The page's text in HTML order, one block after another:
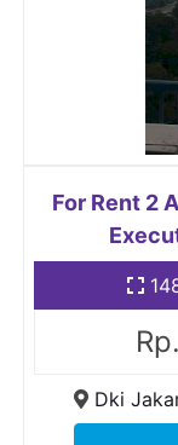
For Rent 2
Dki